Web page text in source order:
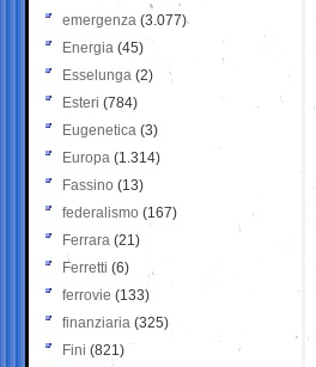
emergenza (3.077)
Energia (45)
Esselunga (2)
Esteri (784)
Eugenetica (3)
Europa (1.314)
Fassino (13)
federalismo (167)
Ferrara (21)
Ferretti (6)
ferrovie (133)
finanziaria (325)
Fini (821)